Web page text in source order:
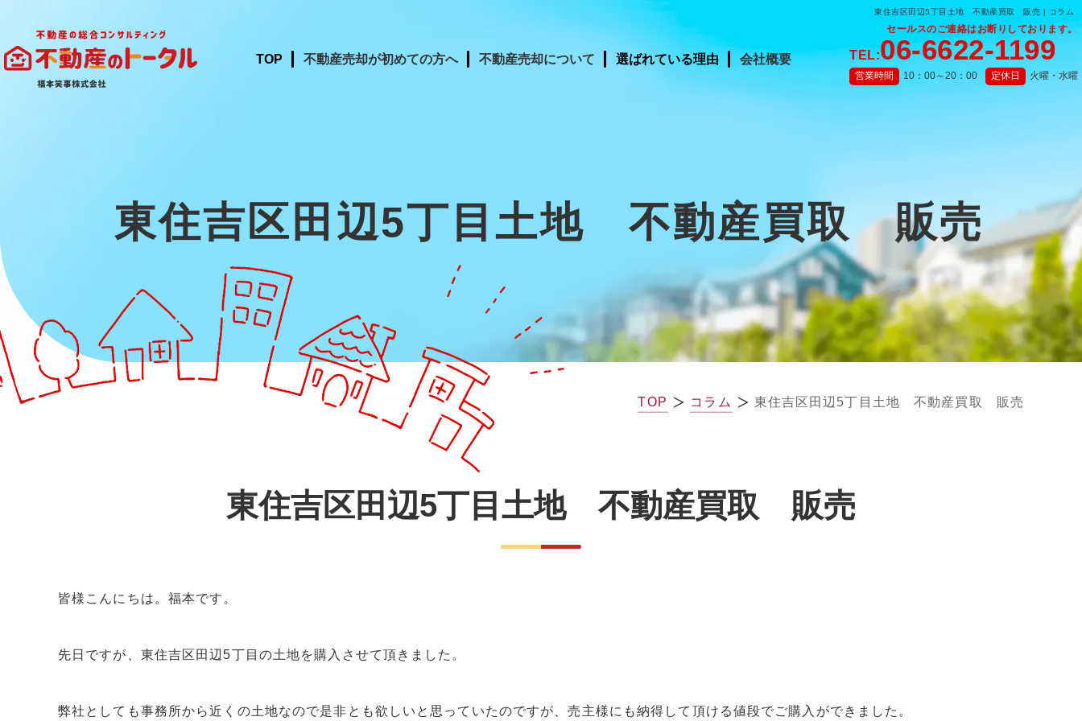
東住吉区田辺5丁目土地 不動産買取 販売 | コラム
TOP 不動産売却が初めての方へ 不動産売却について 選ばれている理由 会社概要
セールスのご連絡はお断りしております。
TEL:06-6622-1199
営業時間 10：00～20：00 定休日 火曜・水曜
東住吉区田辺5丁目土地 不動産買取 販売
TOP コラム 東住吉区田辺5丁目土地 不動産買取 販売
東住吉区田辺5丁目土地 不動産買取 販売
皆様こんにちは。福本です。
先日ですが、東住吉区田辺5丁目の土地を購入させて頂きました。
弊社としても事務所から近くの土地なので是非とも欲しいと思っていたのですが、売主様にも納得して頂ける値段でご購入ができました。